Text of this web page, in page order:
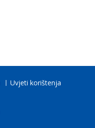
Uvjeti korištenja